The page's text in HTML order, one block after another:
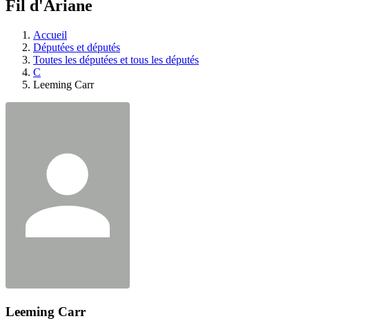
découvrir
l'Assemblée
législative.
Fil d'Ariane
Accueil
Députées et députés
Toutes les députées et tous les députés
C
Leeming Carr
Leeming Carr